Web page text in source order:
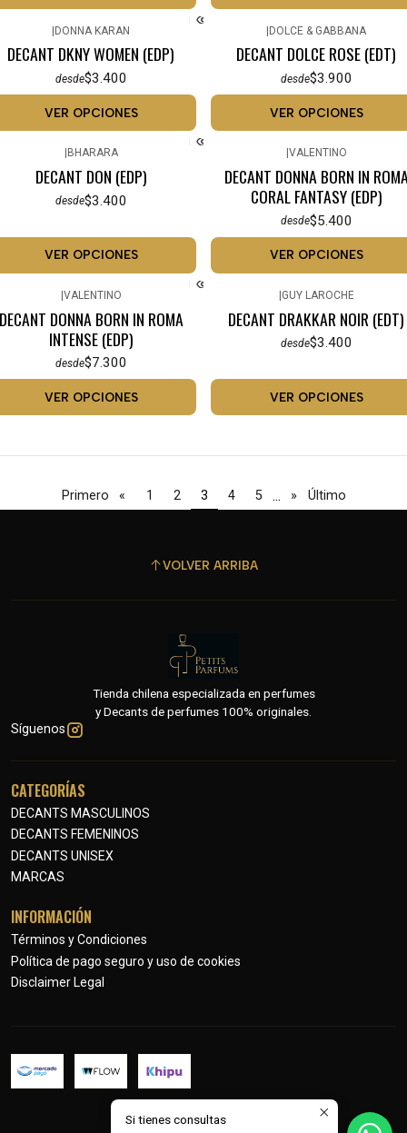
|DONNA KARAN
DECANT DKNY WOMEN (EDP)
desde$3.400
VER OPCIONES
|DOLCE & GABBANA
DECANT DOLCE ROSE (EDT)
desde$3.900
VER OPCIONES
BHARARA
DECANT DON (EDP)
desde$3.400
VER OPCIONES
VALENTINO
DECANT DONNA BORN IN
CORAL FANTASY (EDP)
desde$5.400
VER OPCIONES
|VALENTINO
DONNA BORN IN ROMA
INTENSE (EDP)
desde$7.300
VER OPCIONES
|GUY LAROCHE
DECANT DRAKKAR NOIR (EDT)
desde$3.400
VER OPCIONES
Primero « 1 2 3 4 5 ... » Último
VOLVER ARRIBA
Tienda chilena especializada en perfumes
y Decants de perfumes 100% originales.
Síguenos
CATEGORÍAS
DECANTS MASCULINOS
DECANTS FEMENINOS
DECANTS UNISEX
MARCAS
INFORMACIÓN
Términos y Condiciones
Política de pago seguro y uso de cookies
Disclaimer Legal
2026 Petits Parfums.
Si tienes consultas